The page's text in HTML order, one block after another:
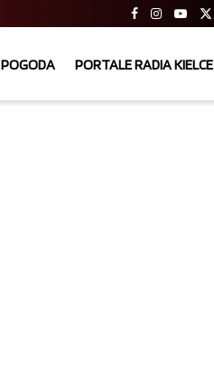
POGODA PORTALE RADIA KIELCE